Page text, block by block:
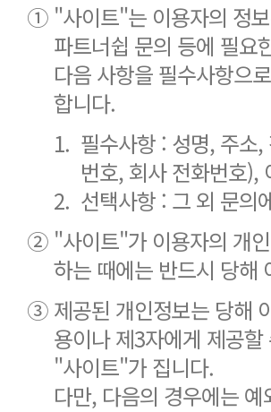
① "사이트"는 이용자의 정
파트너쉽 문의 등에 필요
다음 사항을 필수사항으
합니다.
1. 필수사항 : 성명, 주소
번호, 회사 전화번호),
2. 선택사항 : 그 외 문의
② "사이트"가 이용자의 개
하는 때에는 반드시 당해
③ 제공된 개인정보는 당해
용이나 제3자에게 제공
"사이트"가 집니다.
다만, 다음의 경우에는 예